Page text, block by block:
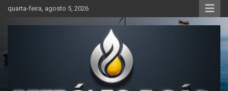
content
quarta-feira, agosto 5, 2026